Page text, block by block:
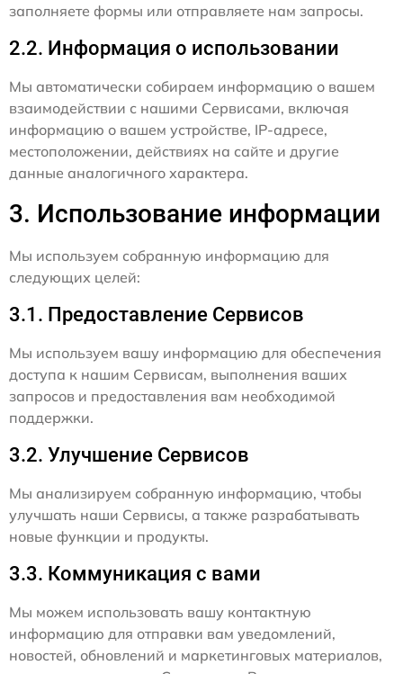
заполняете формы или отправляете нам запросы.
2.2. Информация о использовании
Мы автоматически собираем информацию о вашем
взаимодействии с нашими Сервисами, включая
информацию о вашем устройстве, IP-адресе,
местоположении, действиях на сайте и другие
данные аналогичного характера.
3. Использование информации
Мы используем собранную информацию для
следующих целей:
3.1. Предоставление Сервисов
Мы используем вашу информацию для обеспечения
доступа к нашим Сервисам, выполнения ваших
запросов и предоставления вам необходимой
поддержки.
3.2. Улучшение Сервисов
Мы анализируем собранную информацию, чтобы
улучшать наши Сервисы, а также разрабатывать
новые функции и продукты.
3.3. Коммуникация с вами
Мы можем использовать вашу контактную
информацию для отправки вам уведомлений,
новостей, обновлений и маркетинговых материалов,